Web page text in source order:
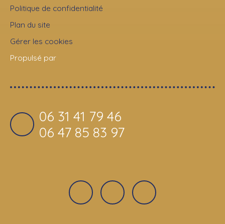
Politique de confidentialité
Plan du site
Gérer les cookies
Propulsé par
06 31 41 79 46
06 47 85 83 97